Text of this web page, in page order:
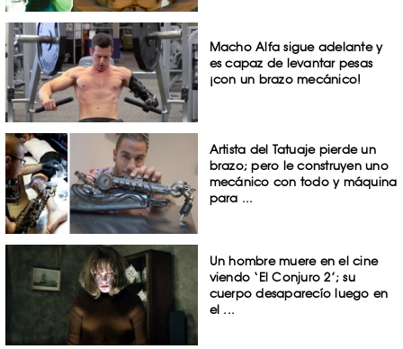
Macho Alfa sigue adelante y
es capaz de levantar pesas
¡con un brazo mecánico!
Artista del Tatuaje pierde un
brazo; pero le construyen uno
mecánico con todo y máquina
para ...
Un hombre muere en el cine
viendo ‘El Conjuro 2’; su
cuerpo desaparecío luego en
el ...